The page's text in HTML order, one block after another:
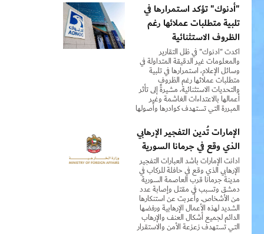
"أدنوك" تؤكد استمرارها في
تلبية متطلبات عملائها رغم
الظروف الاستثنائية
أكدت "أدنوك" في ظل التقارير
والمعلومات غير الدقيقة المتداولة في
وسائل الإعلام، استمرارها في تلبية
متطلبات عملائها رغم الظروف
والتحديات الاستثنائية، مشيرةً إلى تأثر
أعمالها بالاعتداءات الغاشمة وغير
المبررة التي تستهدف كوادرها وأصولها
الإمارات تُدين التفجير الإرهابي
الذي وقع في جرمانا السورية
أدانت الإمارات بأشد العبارات التفجير
الإرهابي الذي وقع في حافلة للركاب في
مدينة جرمانا قرب العاصمة السورية
دمشق وتسبب في مقتل وإصابة عدد
من الأشخاص. وأعربت عن استنكارها
الشديد لهذه الأعمال الإرهابية ورفضها
الدائم لجميع أشكال العنف والإرهاب
التي تستهدف زعزعة الأمن والاستقرار